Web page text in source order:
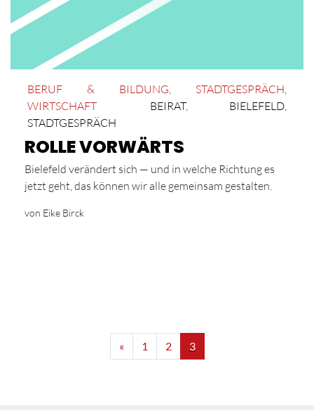
BERUF & BILDUNG, STADTGESPRÄCH,
WIRTSCHAFT
BEIRAT, BIELEFELD,
STADTGESPRÄCH
ROLLE VORWÄRTS
Bielefeld verändert sich — und in welche Richtung es
jetzt geht, das können wir alle gemeinsam gestalten.
von Eike Birck
« 1 2 3